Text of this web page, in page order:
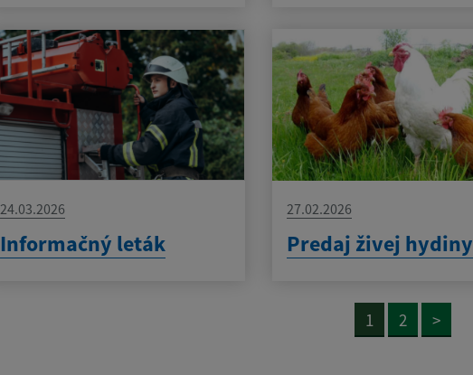
24.03.2026
Informačný leták
27.02.2026
Predaj živej hydiny
1 2 >